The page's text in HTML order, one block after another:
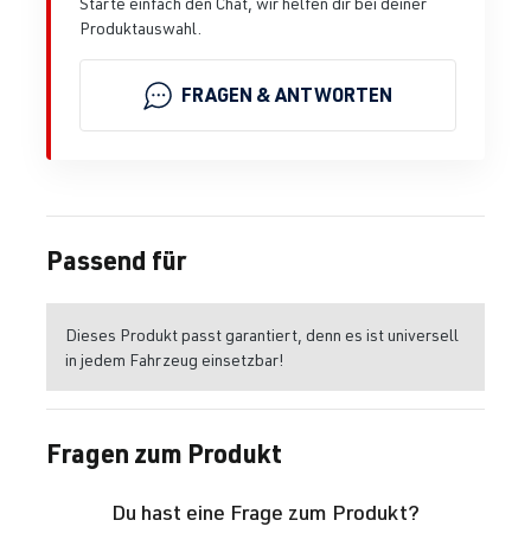
Produktauswahl.
FRAGEN & ANTWORTEN
Passend für
Dieses Produkt passt garantiert, denn es ist universell
in jedem Fahrzeug einsetzbar!
Fragen zum Produkt
Du hast eine Frage zum Produkt?